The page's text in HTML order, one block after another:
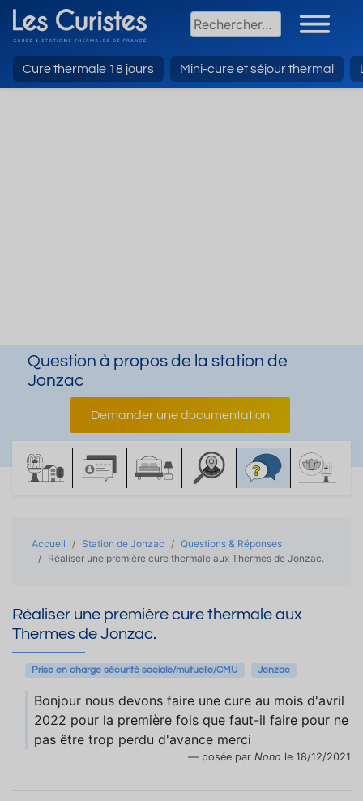
Cure thermale 18 jours Mini-cure et séjour thermal
Question à propos de la station de
Jonzac
Demander une documentation
Accueil Station de Jonzac
Questions & Réponses
Réaliser une première cure thermale aux Thermes de Jonzac.
Réaliser une première cure thermale aux
Thermes de Jonzac.
Prise en charge sécurité sociale/mutuelle/CMU Jonzac
Bonjour nous devons faire une cure au mois d'avril
2022 pour la première fois que faut-il faire pour ne
pas être trop perdu d'avance merci
posée par Nono le 18/12/2021